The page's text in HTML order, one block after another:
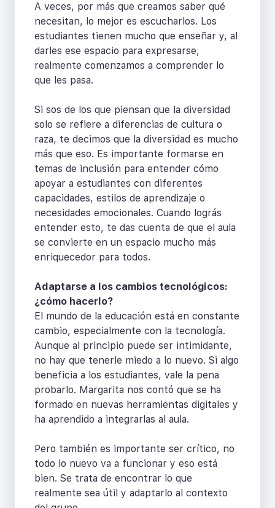
A veces, por más que creamos saber qué
necesitan, lo mejor es escucharlos. Los
estudiantes tienen mucho que enseñar y, al
darles ese espacio para expresarse,
realmente comenzamos a comprender lo
que les pasa.
Si sos de los que piensan que la diversidad
solo se refiere a diferencias de cultura o
raza, te decimos que la diversidad es mucho
más que eso. Es importante formarse en
temas de inclusión para entender cómo
apoyar a estudiantes con diferentes
capacidades, estilos de aprendizaje o
necesidades emocionales. Cuando lográs
entender esto, te das cuenta de que el aula
se convierte en un espacio mucho más
enriquecedor para todos.
Adaptarse a los cambios tecnológicos:
¿cómo hacerlo?
El mundo de la educación está en constante
cambio, especialmente con la tecnología.
Aunque al principio puede ser intimidante,
no hay que tenerle miedo a lo nuevo. Si algo
beneficia a los estudiantes, vale la pena
probarlo. Margarita nos contó que se ha
formado en nuevas herramientas digitales y
ha aprendido a integrarlas al aula.
Pero también es importante ser crítico, no
todo lo nuevo va a funcionar y eso está
bien. Se trata de encontrar lo que
realmente sea útil y adaptarlo al contexto